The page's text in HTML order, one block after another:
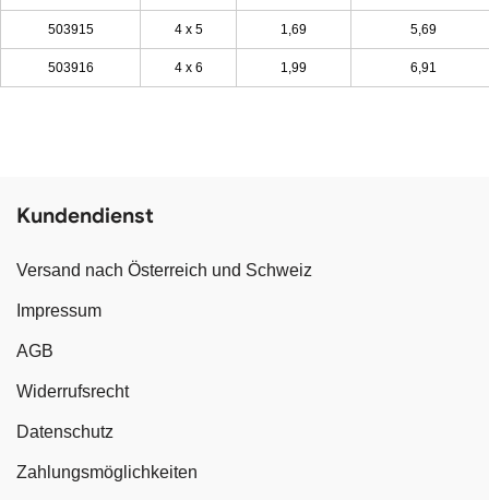
503915 4 x 5 1,69 5,69
503916 4 x 6 1,99 6,91
Kundendienst
Versand nach Österreich und Schweiz
Impressum
AGB
Widerrufsrecht
Datenschutz
Zahlungsmöglichkeiten